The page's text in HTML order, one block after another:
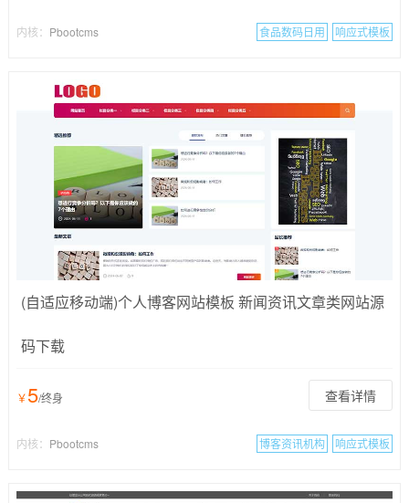
内核： Pbootcms 食品数码日用 响应式模板
(自适应移动端)个人博客网站模板 新闻资讯文章类网站源
码下载
￥5/终身 查看详情
内核： Pbootcms 博客资讯机构 响应式模板